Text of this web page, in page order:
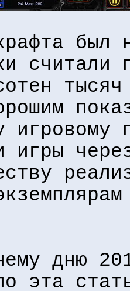
был
считали
игровому
игры
дню
эта